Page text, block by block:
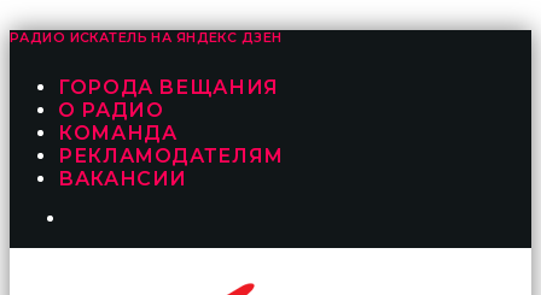
РАДИО ИСКАТЕЛЬ НА ЯНДЕКС ДЗЕН
ГОРОДА ВЕЩАНИЯ
О РАДИО
КОМАНДА
РЕКЛАМОДАТЕЛЯМ
ВАКАНСИИ